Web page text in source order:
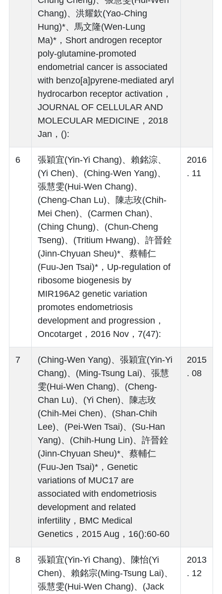
Chang)、洪耀欽(Yao-Ching
Hung)*、馬文隆(Wen-Lung
Ma)*，Short androgen receptor
poly-glutamine-promoted
endometrial cancer is associated
with benzo[a]pyrene-mediated aryl
hydrocarbon receptor activation，
JOURNAL OF CELLULAR AND
MOLECULAR MEDICINE，2018
Jan，():
6
張穎宜(Yin-Yi Chang)、賴銘淙、
(Yi Chen)、(Ching-Wen Yang)、
張慧雯(Hui-Wen Chang)、
(Cheng-Chan Lu)、陳志玫(Chih-
Mei Chen)、(Carmen Chan)、
(Ching Chung)、(Chun-Cheng
Tseng)、(Tritium Hwang)、許晉銓
(Jinn-Chyuan Sheu)*、蔡輔仁
(Fuu-Jen Tsai)*，Up-regulation of
ribosome biogenesis by
MIR196A2 genetic variation
promotes endometriosis
development and progression，
Oncotarget，2016 Nov，7(47):
2016
. 11
7
(Ching-Wen Yang)、張穎宜(Yin-Yi
Chang)、(Ming-Tsung Lai)、張慧
雯(Hui-Wen Chang)、(Cheng-
Chan Lu)、(Yi Chen)、陳志玫
(Chih-Mei Chen)、(Shan-Chih
Lee)、(Pei-Wen Tsai)、(Su-Han
Yang)、(Chih-Hung Lin)、許晉銓
(Jinn-Chyuan Sheu)*、蔡輔仁
(Fuu-Jen Tsai)*，Genetic
variations of MUC17 are
associated with endometriosis
development and related
infertility，BMC Medical
Genetics，2015 Aug，16():60-60
2015
. 08
8
張穎宜(Yin-Yi Chang)、陳怡(Yi
Chen)、賴銘宗(Ming-Tsung Lai)、
張慧雯(Hui-Wen Chang)、(Jack
2013
. 12